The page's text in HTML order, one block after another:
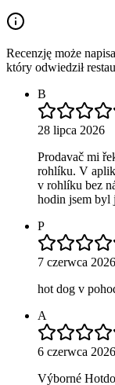
Recenzję może
który odwiedził
B
28 lipca 2026
Prodavač mi
rohlíku. V
v rohlíku bez
hodin jsem byl
P
7 czerwca 2026
hot dog v
A
6 czerwca 2026
Výborné